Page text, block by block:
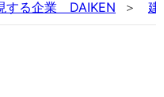
する企業 DAIKEN 建